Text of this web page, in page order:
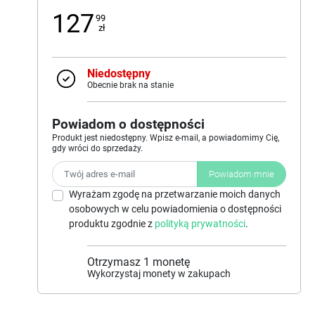
127 99
zł
Niedostępny
Obecnie brak na stanie
Powiadom o dostępności
Produkt jest niedostępny. Wpisz e-mail, a powiadomimy Cię,
gdy wróci do sprzedaży.
Powiadom mnie
Wyrażam zgodę na przetwarzanie moich danych
osobowych w celu powiadomienia o dostępności
produktu zgodnie z polityką prywatności.
Otrzymasz 1 monetę
Wykorzystaj monety w zakupach